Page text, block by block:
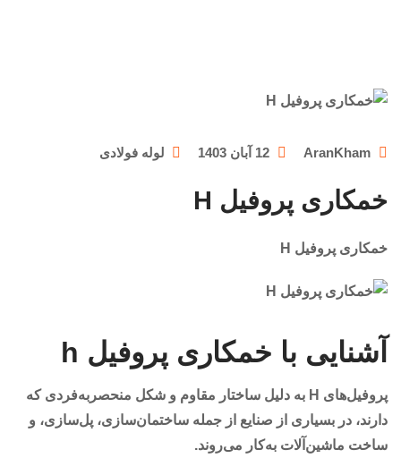
AranKham 12 آبان 1403 لوله فولادی
خمکاری پروفیل H
خمکاری پروفیل H
آشنایی با خمکاری پروفیل h
پروفیل‌های H به دلیل ساختار مقاوم و شکل منحصربه‌فردی که
دارند، در بسیاری از صنایع از جمله ساختمان‌سازی، پل‌سازی، و
ساخت ماشین‌آلات به‌کار می‌روند.